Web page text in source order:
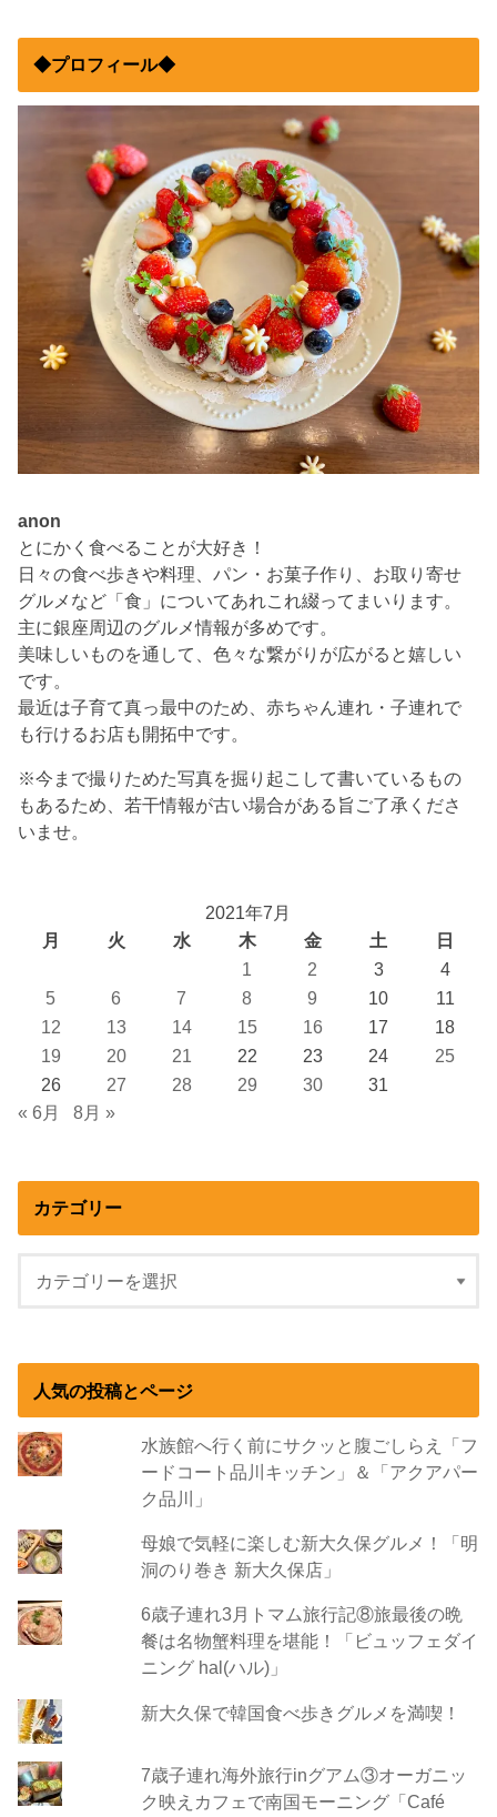
◆プロフィール◆
anon
とにかく食べることが大好き！
日々の食べ歩きや料理、パン・お菓子作り、お取り寄せ
グルメなど「食」についてあれこれ綴ってまいります。
主に銀座周辺のグルメ情報が多めです。
美味しいものを通して、色々な繋がりが広がると嬉しい
です。
最近は子育て真っ最中のため、赤ちゃん連れ・子連れで
も行けるお店も開拓中です。
※今まで撮りためた写真を掘り起こして書いているもの
もあるため、若干情報が古い場合がある旨ご了承くださ
いませ。
2021年7月
月
火 水 木 金 土
日
1
2 3
4
5
6 7 8 9 10
11
12
13 14 15 16 17
18
19
20 21 22 23 24
25
26
27 28 29 30
31
« 6月
8月 »
カテゴリー
人気の投稿とページ
水族館へ行く前にサクッと腹ごしらえ「フ
ードコート品川キッチン」＆「アクアパー
ク品川」
母娘で気軽に楽しむ新大久保グルメ！「明
洞のり巻き 新大久保店」
6歳子連れ3月トマム旅行記⑧旅最後の晩
餐は名物蟹料理を堪能！「ビュッフェダイ
ニング hal(ハル)」
新大久保で韓国食べ歩きグルメを満喫！
7歳子連れ海外旅行inグアム③オーガニッ
ク映えカフェで南国モーニング「Café